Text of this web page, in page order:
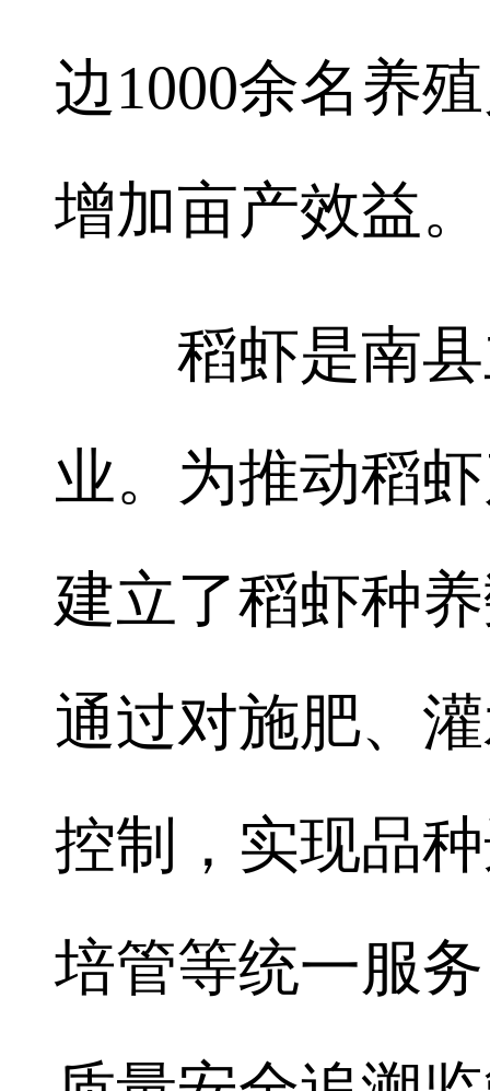
边1000余名养
增加亩产效益。
稻虾是南县
业。为推动稻
建立了稻虾种
通过对施肥、
控制，实现品
培管等统一服